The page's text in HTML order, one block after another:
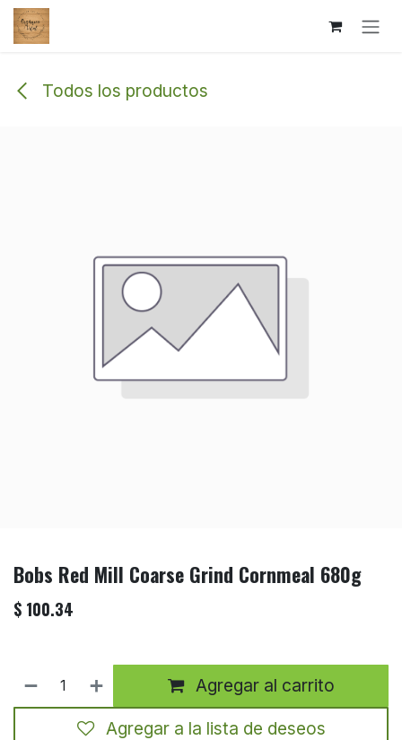
Ir al contenido
Todos los productos
Bobs Red Mill Coarse Grind Cornmeal 680g
$ 100.34
Agregar al carrito
Agregar a la lista de deseos